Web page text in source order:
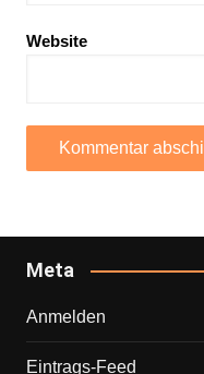
Website
Meta
Anmelden
Eintrags-Feed